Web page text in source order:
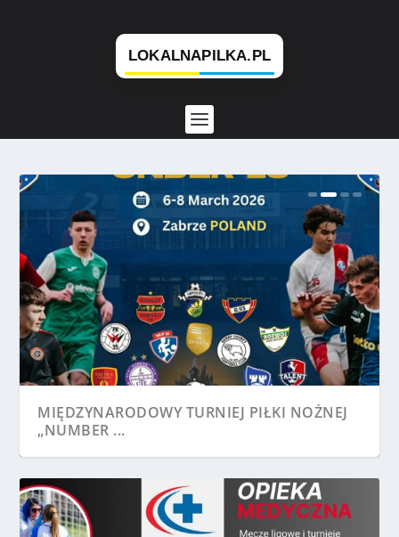
WYNAJMIJ PROFESJONALNĄ PRZESTRZEŃ
DLA SIEBIE LUB S...
MIĘDZYNARODOWY TURNIEJ PIŁKI NOŻNEJ
„NUMBER ...